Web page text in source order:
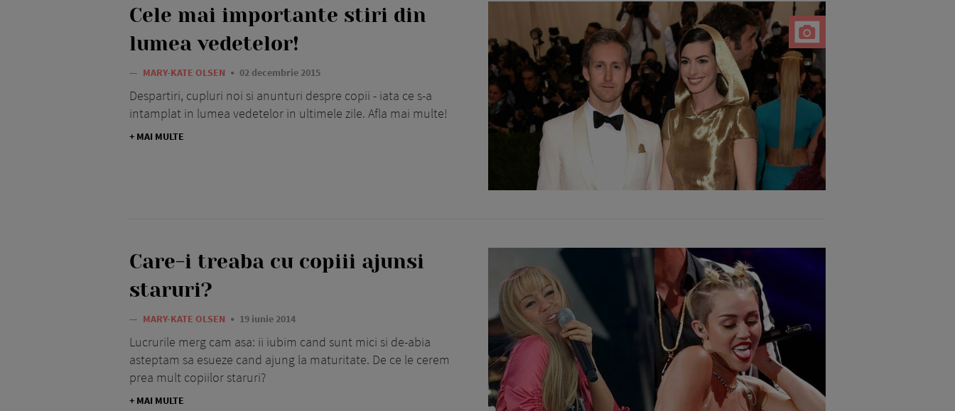
Cele mai importante stiri din
lumea vedetelor!
— MARY-KATE OLSEN 02 decembrie 2015
Despartiri, cupluri noi si anunturi despre copii - iata ce s-a
intamplat in lumea vedetelor in ultimele zile. Afla mai multe!
+ MAI MULTE
Care-i treaba cu copiii ajunsi
staruri?
— MARY-KATE OLSEN 19 iunie 2014
Lucrurile merg cam asa: ii iubim cand sunt mici si de-abia
asteptam sa esueze cand ajung la maturitate. De ce le cerem
prea mult copiilor staruri?
+ MAI MULTE